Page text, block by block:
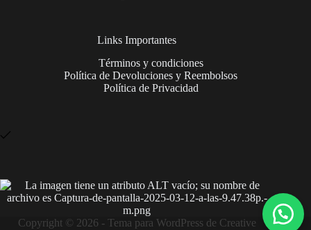
Links Importantes
Términos y condiciones
Política de Devoluciones y Reembolsos
Política de Privacidad
Copyright © 2026 - Tema para WordPress de Creative